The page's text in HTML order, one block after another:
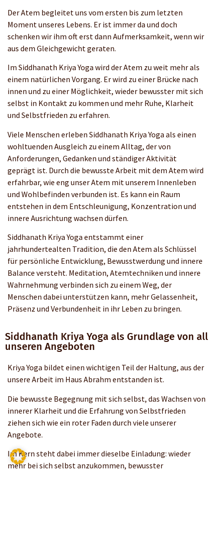
Der Atem begleitet uns vom ersten bis zum letzten
Moment unseres Lebens. Er ist immer da und doch
schenken wir ihm oft erst dann Aufmerksamkeit, wenn wir
aus dem Gleichgewicht geraten.
Im Siddhanath Kriya Yoga wird der Atem zu weit mehr als
einem natürlichen Vorgang. Er wird zu einer Brücke nach
innen und zu einer Möglichkeit, wieder bewusster mit sich
selbst in Kontakt zu kommen und mehr Ruhe, Klarheit
und Selbstfrieden zu erfahren.
Viele Menschen erleben Siddhanath Kriya Yoga als einen
wohltuenden Ausgleich zu einem Alltag, der von
Anforderungen, Gedanken und ständiger Aktivität
geprägt ist. Durch die bewusste Arbeit mit dem Atem wird
erfahrbar, wie eng unser Atem mit unserem Innenleben
und Wohlbefinden verbunden ist. Es kann ein Raum
entstehen in dem Entschleunigung, Konzentration und
innere Ausrichtung wachsen dürfen.
Siddhanath Kriya Yoga entstammt einer
jahrhundertealten Tradition, die den Atem als Schlüssel
für persönliche Entwicklung, Bewusstwerdung und innere
Balance versteht. Meditation, Atemtechniken und innere
Wahrnehmung verbinden sich zu einem Weg, der
Menschen dabei unterstützen kann, mehr Gelassenheit,
Präsenz und Verbundenheit in ihr Leben zu bringen.
Siddhanath Kriya Yoga als Grundlage von all
unseren Angeboten
Kriya Yoga bildet einen wichtigen Teil der Haltung, aus der
unsere Arbeit im Haus Abrahm entstanden ist.
Die bewusste Begegnung mit sich selbst, das Wachsen von
innerer Klarheit und die Erfahrung von Selbstfrieden
ziehen sich wie ein roter Faden durch viele unserer
Angebote.
Im Kern steht dabei immer dieselbe Einladung: wieder
mehr bei sich selbst anzukommen, bewusster